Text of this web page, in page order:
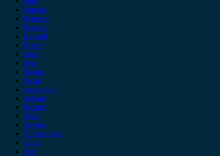
Omoda
Peugeot
Porsche
Renault
Rover
Saab
Seat
Skoda
Smart
ssangyong
Subaru
Suzuki
Tesla
Toyota
Volkswagen
Volvo
Xev